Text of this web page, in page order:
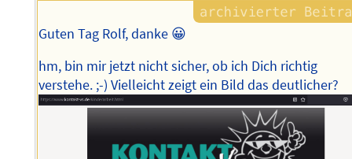
Guten Tag Rolf, danke 😀
hm, bin mir jetzt nicht sicher, ob ich Dich richtig
verstehe. ;-) Vielleicht zeigt ein Bild das deutlicher?